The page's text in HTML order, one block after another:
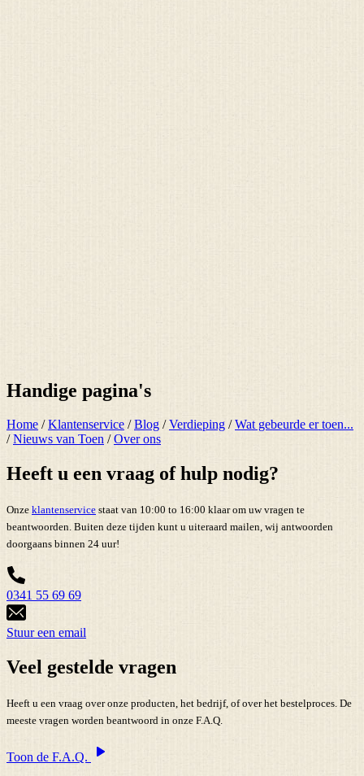
Handige pagina's
Home /Klantenservice /Blog /Verdieping /Wat gebeurde er toen...
/Nieuws van Toen /Over ons
Heeft u een vraag of hulp nodig?
Onze klantenservice staat van 10:00 to 16:00 klaar om uw vragen te
beantwoorden. Buiten deze tijden kunt u uiteraard mailen, wij antwoorden
doorgaans binnen 24 uur!
0341 55 69 69
Stuur een email
Veel gestelde vragen
Heeft u een vraag over onze producten, het bedrijf, of over het bestelproces. De
meeste vragen worden beantwoord in onze F.A.Q.
Toon de F.A.Q.